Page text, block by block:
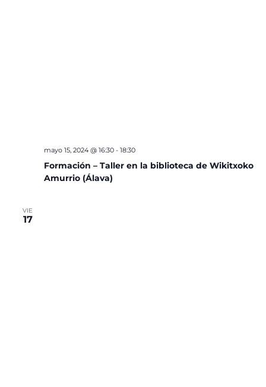
Formación – Taller en la biblioteca de Wikitxoko
Amurrio (Álava)
mayo 15, 2024 @ 16:30- 18:30
VIE
17